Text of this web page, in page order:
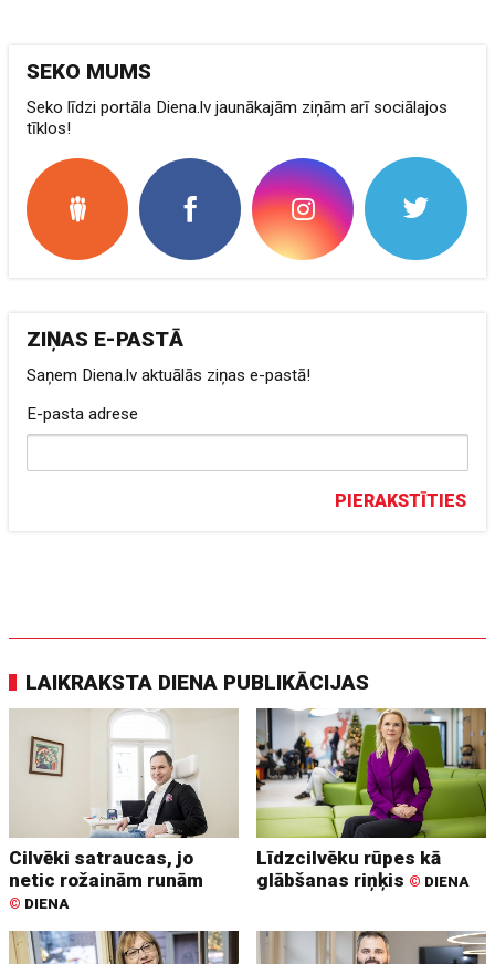
SEKO MUMS
Seko līdzi portāla Diena.lv jaunākajām ziņām arī sociālajos
tīklos!
ZIŅAS E-PASTĀ
Saņem Diena.lv aktuālās ziņas e-pastā!
E-pasta adrese
PIERAKSTĪTIES
LAIKRAKSTA DIENA PUBLIKĀCIJAS
Cilvēki satraucas, jo
netic rožainām runām
© DIENA
Līdzcilvēku rūpes kā
glābšanas riņķis © DIENA